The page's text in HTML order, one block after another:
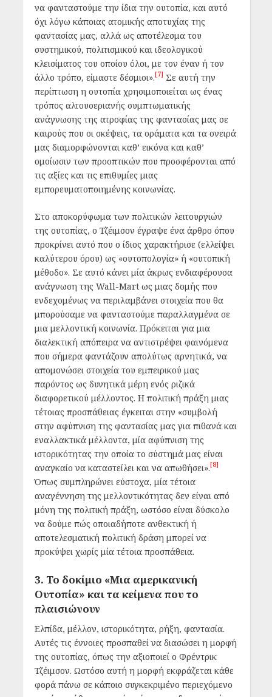
να φανταστούμε την ίδια την ουτοπία, και αυτό
όχι λόγω κάποιας ατομικής αποτυχίας της
φαντασίας μας, αλλά ως αποτέλεσμα του
συστημικού, πολιτισμικού και ιδεολογικού
κλεισίματος του οποίου όλοι, με τον έναν ή τον
άλλο τρόπο, είμαστε δέσμιοι».[7] Σε αυτή την
περίπτωση η ουτοπία χρησιμοποιείται ως ένας
τρόπος αλτουσεριανής συμπτωματικής
ανάγνωσης της ατροφίας της φαντασίας μας σε
καιρούς που οι σκέψεις, τα οράματα και τα ονειρά
μας διαμορφώνονται καθ’ εικόνα και καθ’
ομοίωσιν των προοπτικών που προσφέρονται από
τις αξίες και τις επιθυμίες μιας
εμπορευματοποιημένης κοινωνίας.
Στο αποκορύφωμα των πολιτικών λειτουργιών
της ουτοπίας, ο Τζέιμσον έγραψε ένα άρθρο όπου
προκρίνει αυτό που ο ίδιος χαρακτήρισε (ελλείψει
καλύτερου όρου) ως «ουτοπολογία» ή «ουτοπική
μέθοδο». Σε αυτό κάνει μία άκρως ενδιαφέρουσα
ανάγνωση της Wall-Mart ως μιας δομής που
ενδεχομένως να περιλαμβάνει στοιχεία που θα
μπορούσαμε να φανταστούμε παραλλαγμένα σε
μια μελλοντική κοινωνία. Πρόκειται για μια
διαλεκτική απόπειρα να αντιστρέψει φαινόμενα
που σήμερα φαντάζουν απολύτως αρνητικά, να
απομονώσει στοιχεία του εμπειρικού μας
παρόντος ως δυνητικά μέρη ενός ριζικά
διαφορετικού μέλλοντος. Η πολιτική πράξη μιας
τέτοιας προσπάθειας έγκειται στην «συμβολή
στην αφύπνιση της φαντασίας μας για πιθανά και
εναλλακτικά μέλλοντα, μία αφύπνιση της
ιστορικότητας την οποία το σύστημά μας είναι
αναγκαίο να καταστείλει και να απωθήσει».[8]
Όπως συμπληρώνει εύστοχα, μία τέτοια
αναγέννηση της μελλοντικότητας δεν είναι από
μόνη της πολιτική πράξη, ωστόσο είναι δύσκολο
να δούμε πώς οποιαδήποτε ανθεκτική ή
αποτελεσματική πολιτική δράση μπορεί να
προκύψει χωρίς μία τέτοια προσπάθεια.
3. Το δοκίμιο «Μια αμερικανική
Ουτοπία» και τα κείμενα που το
πλαισιώνουν
Ελπίδα, μέλλον, ιστορικότητα, ρήξη, φαντασία.
Αυτές τις έννοιες προσπαθεί να διασώσει η μορφή
της ουτοπίας, όπως την αξιοποιεί ο Φρέντρικ
Τζέιμσον. Ωστόσο αυτή η μορφή εκφράζεται κάθε
φορά πάνω σε κάποιο συγκεκριμένο περιεχόμενο